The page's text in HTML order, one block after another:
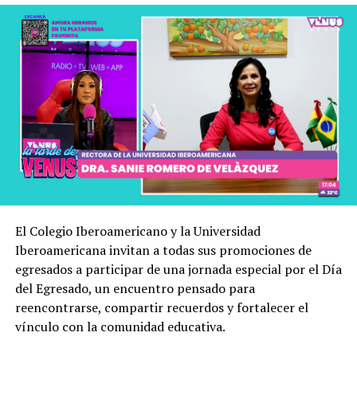
El Colegio Iberoamericano y la Universidad
Iberoamericana invitan a todas sus promociones de
egresados a participar de una jornada especial por el Día
del Egresado, un encuentro pensado para
reencontrarse, compartir recuerdos y fortalecer el
vínculo con la comunidad educativa.